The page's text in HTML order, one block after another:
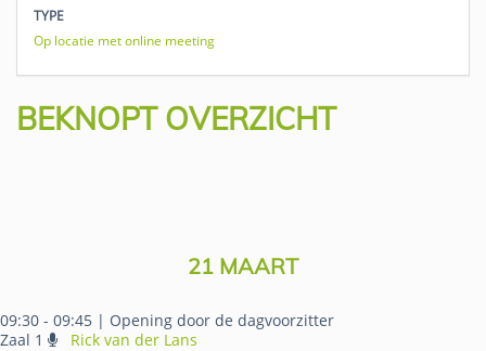
TYPE
Op locatie met online meeting
BEKNOPT OVERZICHT
21 MAART
09:30 - 09:45 | Opening door de dagvoorzitter
Zaal 1
Rick van der Lans